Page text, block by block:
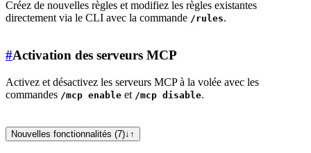
Créez de nouvelles règles et modifiez les règles existantes
directement via le CLI avec la commande /rules.
#Activation des serveurs MCP
Activez et désactivez les serveurs MCP à la volée avec les
commandes /mcp enable et /mcp disable.
Nouvelles fonctionnalités (7)↓ ↑